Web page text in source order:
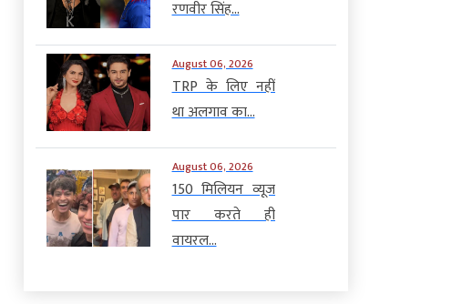
रणवीर सिंह...
August 06, 2026
TRP के लिए नहीं
था अलगाव का...
August 06, 2026
150 मिलियन व्यूज
पार करते ही
वायरल...